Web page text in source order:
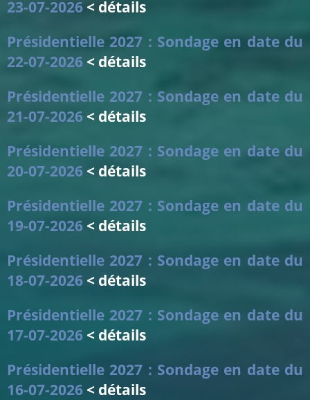
23-07-2026 < détails
Présidentielle 2027 : Sondage en date du
22-07-2026 < détails
Présidentielle 2027 : Sondage en date du
21-07-2026 < détails
Présidentielle 2027 : Sondage en date du
20-07-2026 < détails
Présidentielle 2027 : Sondage en date du
19-07-2026 < détails
Présidentielle 2027 : Sondage en date du
18-07-2026< détails
Présidentielle 2027 : Sondage en date du
17-07-2026 < détails
Présidentielle 2027 : Sondage en date du
16-07-2026 < détails